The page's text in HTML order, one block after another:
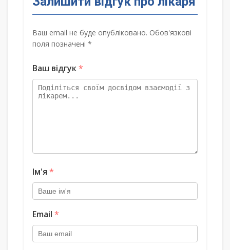
Ваш email не буде опубліковано. Обов'язкові
поля позначені *
Ваш відгук*
Ім'я *
Email *